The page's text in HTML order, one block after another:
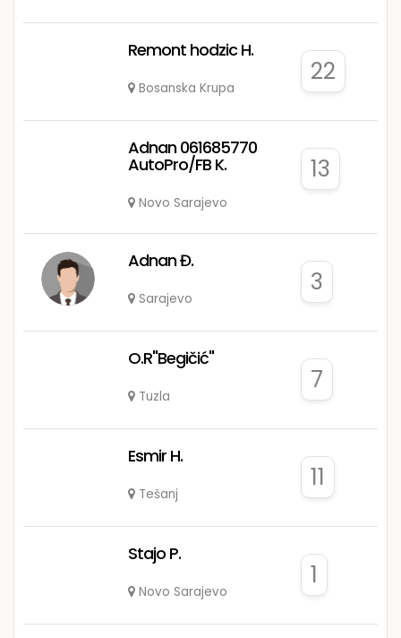
Remont hodzic H.
Bosanska Krupa
22
Adnan 061685770
AutoPro/FB K.
Novo Sarajevo
13
Adnan Đ.
Sarajevo
3
O.R"Begičić"
Tuzla
7
Esmir H.
Tešanj
11
Stajo P.
Novo Sarajevo
1